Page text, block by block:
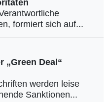
formiert sich auf...
„Green Deal“
werden leise
Sanktionen...